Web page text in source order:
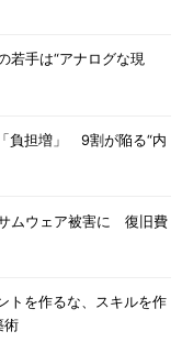
若手は“アナログな現
負担増」 9割が陥る“内
ムウェア被害に 復旧費
トを作るな、スキルを作
術